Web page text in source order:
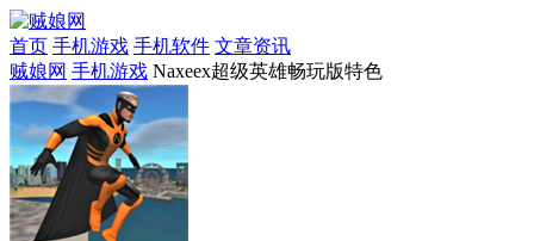
首页 手机游戏 手机软件 文章资讯
贼娘网 手机游戏 Naxeex超级英雄畅玩版特色